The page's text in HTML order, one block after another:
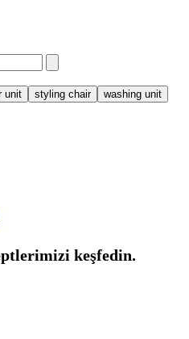
unit styling chair washing unit
keşfedin.